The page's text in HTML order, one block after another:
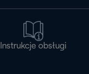
Instrukcje obsługi